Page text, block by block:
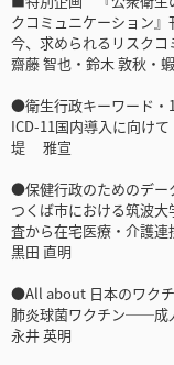
クコミュニケーション
今、求められるリスクコ
齋藤 智也・鈴木 敦秋・
●衛生行政キーワード・
ICD-11国内導入に向けて
堤 雅宣
●保健行政のためのデー
つくば市における筑波
査から在宅医療・介護
黒田 直明
●All about 日本のワク
肺炎球菌ワクチン──成
永井 英明